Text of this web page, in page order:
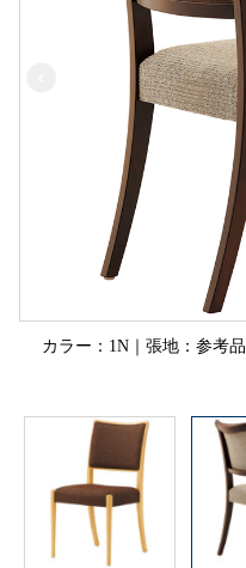
カラー：1N｜張地：参考品